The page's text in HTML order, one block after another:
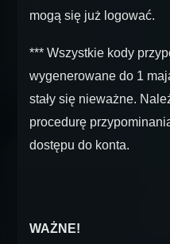
mogą się już logować.
*** Wszystkie kody
wygenerowane do 1
stały się nieważne.
procedurę
dostępu do konta.
WAŻNE!